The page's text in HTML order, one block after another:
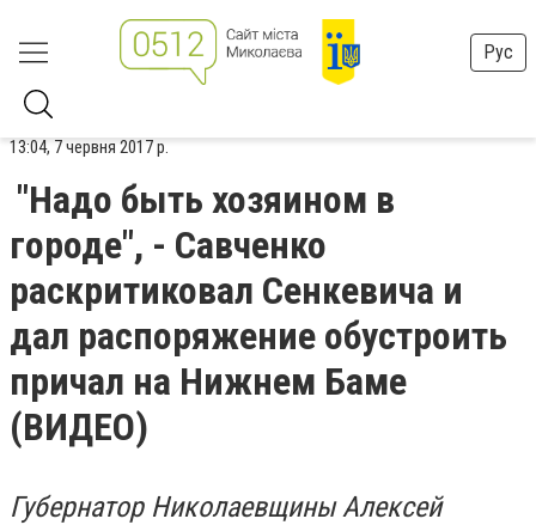
Рус
13:04, 7 червня 2017 р.
"Надо быть хозяином в
городе", - Савченко
раскритиковал Сенкевича и
дал распоряжение обустроить
причал на Нижнем Баме
(ВИДЕО)
Губернатор Николаевщины Алексей